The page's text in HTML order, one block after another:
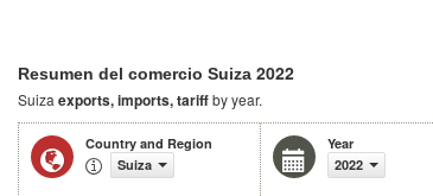
Resumen del comercio Suiza 2022
Suiza exports, imports, tariffby year.
Country and Region
Suiza
Year
2022